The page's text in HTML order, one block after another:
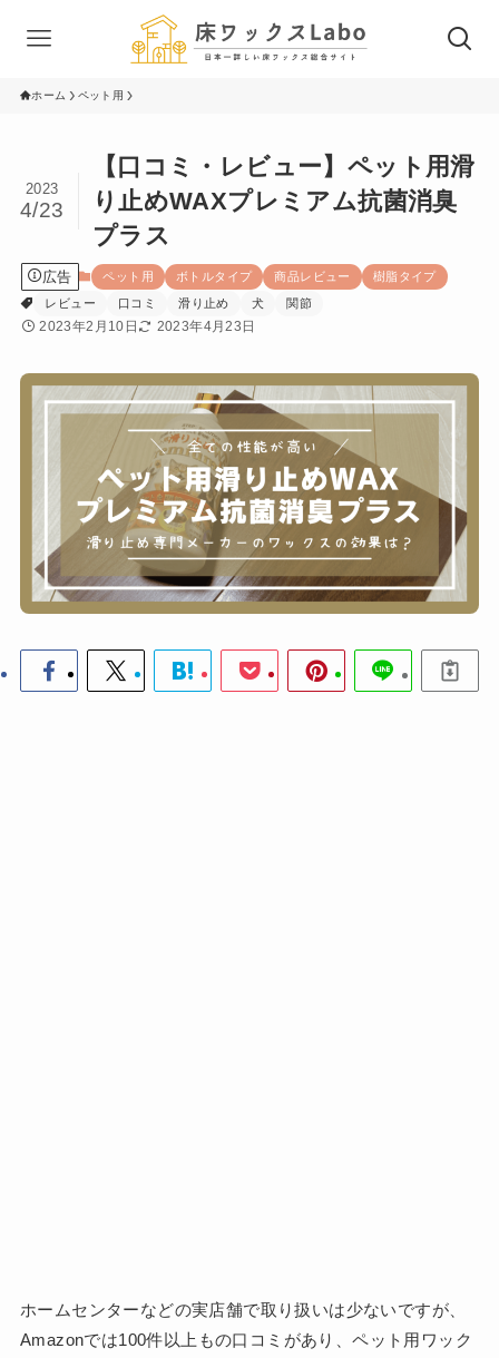
ホーム ペット用
【口コミ・レビュー】ペット用滑
り止めWAXプレミアム抗菌消臭
プラス
2023
4/23
広告 ペット用 ボトルタイプ 商品レビュー
樹脂タイプ
レビュー
口コミ 滑り止め 犬 関節
2023年2月10日 2023年4月23日
ホームセンターなどの実店舗で取り扱いは少ないですが、
Amazonでは100件以上もの口コミがあり、ペット用ワック